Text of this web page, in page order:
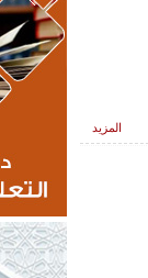
المزيد